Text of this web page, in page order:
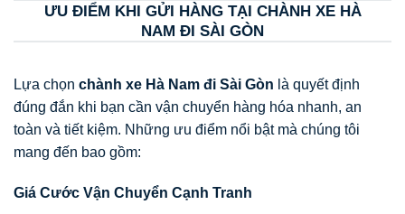
ƯU ĐIỂM KHI GỬI HÀNG TẠI CHÀNH XE HÀ
NAM ĐI SÀI GÒN
Lựa chọn chành xe Hà Nam đi Sài Gòn là quyết định
đúng đắn khi bạn cần vận chuyển hàng hóa nhanh, an
toàn và tiết kiệm. Những ưu điểm nổi bật mà chúng tôi
mang đến bao gồm:
Giá Cước Vận Chuyển Cạnh Tranh